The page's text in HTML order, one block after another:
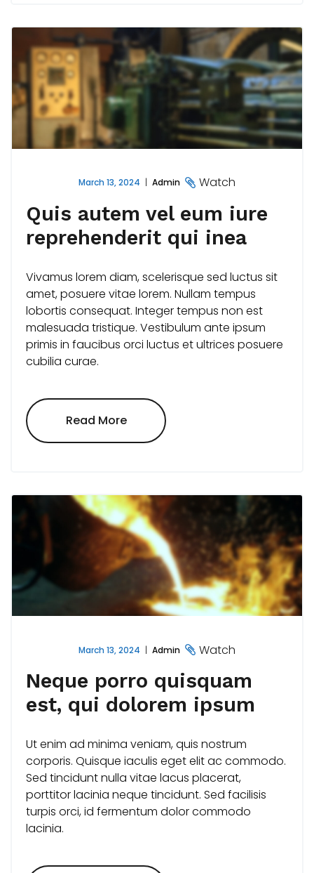
Corporis"
March 13, 2024 Admin Watch
Quis autem vel eum iure
reprehenderit qui inea
Vivamus lorem diam, scelerisque sed luctus sit
amet, posuere vitae lorem. Nullam tempus
lobortis consequat. Integer tempus non est
malesuada tristique. Vestibulum ante ipsum
primis in faucibus orci luctus et ultrices posuere
cubilia curae.
Read More"Quis
Autem
Vel
Inea"
March 13, 2024 Admin Watch
Neque porro quisquam
est, qui dolorem ipsum
Ut enim ad minima veniam, quis nostrum
corporis. Quisque iaculis eget elit ac commodo.
Sed tincidunt nulla vitae lacus placerat,
porttitor lacinia neque tincidunt. Sed facilisis
turpis orci, id fermentum dolor commodo
lacinia.